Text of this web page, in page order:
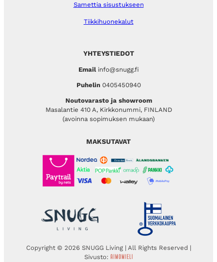
YHTEYSTIEDOT
Emailinfo@snugg.fi
Puhelin 0405450940
Noutovarasto ja showroom
Masalantie 410 A, Kirkkonummi, FINLAND
(avoinna sopimuksen mukaan)
Samettia sisustukseen
Tiikkihuonekalut
MAKSUTAVAT
Copyright © 2026 SNUGG Living | All Rights Reserved |
Sivusto: